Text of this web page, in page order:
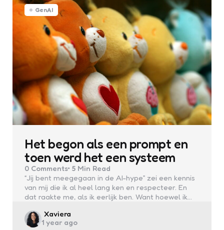
GenAI
Het begon als een prompt en
toen werd het een systeem
0 Comments 5 Min Read
“Jij bent meegegaan in de AI-hype” zei een kennis
van mij die ik al heel lang ken en respecteer. En
dat raakte me, als ik eerlijk ben. Want hoewel ik…
Posted
by
Xaviera
1 year ago